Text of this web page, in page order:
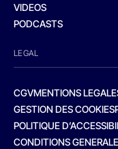
VIDEOS
PODCASTS
LEGAL
CGVMENTIONS
GESTION DES COOKIES
POLITIQUE
CONDITIONS